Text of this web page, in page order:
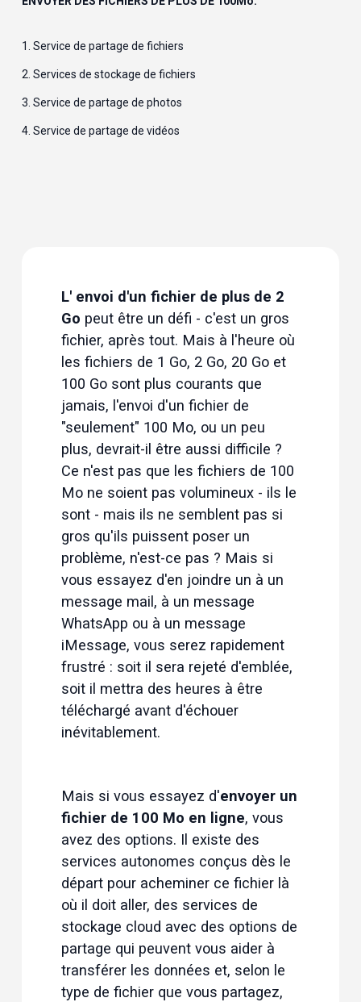
1. Service de partage de fichiers
2. Services de stockage de fichiers
3. Service de partage de photos
4. Service de partage de vidéos
L' envoi d'un fichier de plus de 2
Go peut être un défi - c'est un gros
fichier, après tout. Mais à l'heure où
les fichiers de 1 Go, 2 Go, 20 Go et
100 Go sont plus courants que
jamais, l'envoi d'un fichier de
"seulement" 100 Mo, ou un peu
plus, devrait-il être aussi difficile ?
Ce n'est pas que les fichiers de 100
Mo ne soient pas volumineux - ils le
sont - mais ils ne semblent pas si
gros qu'ils puissent poser un
problème, n'est-ce pas ? Mais si
vous essayez d'en joindre un à un
message mail, à un message
WhatsApp ou à un message
iMessage, vous serez rapidement
frustré : soit il sera rejeté d'emblée,
soit il mettra des heures à être
téléchargé avant d'échouer
inévitablement.
Mais si vous essayez d'envoyer un
fichier de 100 Mo en ligne, vous
avez des options. Il existe des
services autonomes conçus dès le
départ pour acheminer ce fichier là
où il doit aller, des services de
stockage cloud avec des options de
partage qui peuvent vous aider à
transférer les données et, selon le
type de fichier que vous partagez,